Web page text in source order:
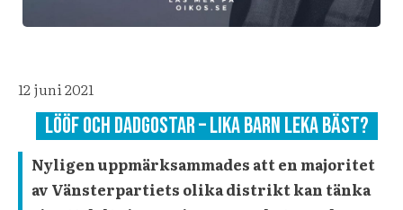
12 juni 2021
Lööf och Dadgostar – Lika barn leka bäst?
Nyligen uppmärksammades att en majoritet
av Vänsterpartiets olika distrikt kan tänka